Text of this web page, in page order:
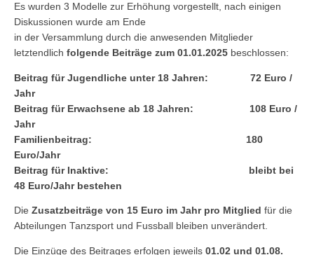
Es wurden 3 Modelle zur Erhöhung vorgestellt, nach einigen
Diskussionen wurde am Ende
in der Versammlung durch die anwesenden Mitglieder
letztendlich folgende Beiträge zum 01.01.2025 beschlossen:
Beitrag für Jugendliche unter 18 Jahren: 72 Euro /
Jahr
Beitrag für Erwachsene ab 18 Jahren: 108 Euro /
Jahr
Familienbeitrag: 180
Euro/Jahr
Beitrag für Inaktive: bleibt bei
48 Euro/Jahr bestehen
Die Zusatzbeiträge von 15 Euro im Jahr pro Mitglied für die
Abteilungen Tanzsport und Fussball bleiben unverändert.
Die Einzüge des Beitrages erfolgen jeweils 01.02 und 01.08.